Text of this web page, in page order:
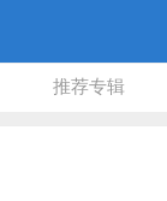
推荐专辑